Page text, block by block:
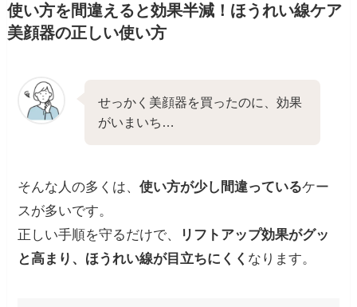
使い方を間違えると効果半減！ほうれい線ケア
美顔器の正しい使い方
せっかく美顔器を買ったのに、効果
がいまいち…
そんな人の多くは、使い方が少し間違っているケー
スが多いです。
正しい手順を守るだけで、
リフトアップ効果がグッ
と高まり、ほうれい線が目立ちにくく なります。